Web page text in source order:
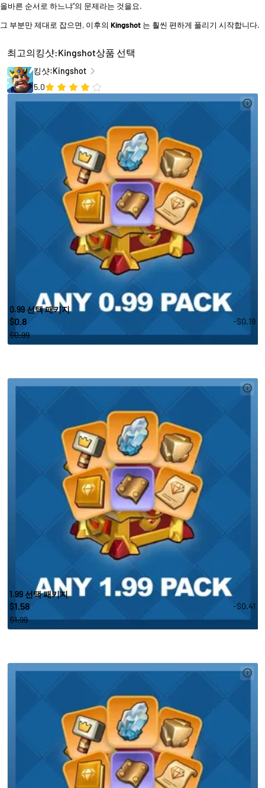
올바른 순서로 하느냐”의 문제라는 것을요.
그 부분만 제대로 잡으면, 이후의 Kingshot 는 훨씬 편하게 풀리기 시작합니다.
최고의킹샷:Kingshot상품 선택
킹샷:Kingshot
5.0
0.99 선택 패키지
$0.8
-$0.19
$0.99
1.99 선택 패키지
$1.58
-$0.41
$1.99